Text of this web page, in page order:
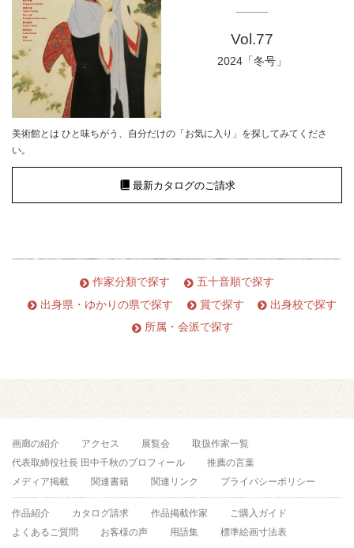
Vol.77
2024「冬号」
美術館とは ひと味ちがう、自分だけの「お気に入り」を探してみてくださ
い。
最新カタログのご請求
作家分類で探す
五十音順で探す
出身県・ゆかりの県で探す
賞で探す
出身校で探す
所属・会派で探す
画廊の紹介 アクセス 展覧会
取扱作家一覧
代表取締役社長 田中千秋のプロフィール
推薦の言葉
メディア掲載
関連書籍 関連リンク プライバシーポリシー
作品紹介 カタログ請求 作品掲載作家
ご購入ガイド
よくあるご質問
お客様の声 用語集 標準絵画寸法表